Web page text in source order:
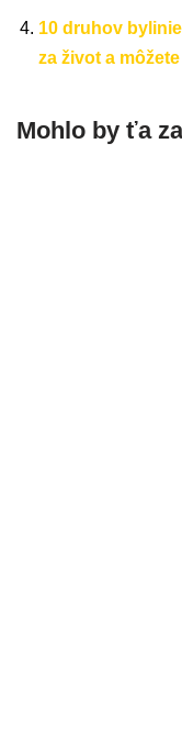
10 druhov
za život a
Mohlo by ťa